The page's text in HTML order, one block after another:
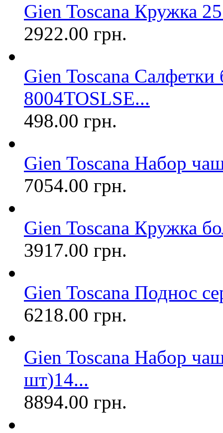
Gien Toscana Кружка
2922.00 грн.
Gien Toscana
8004TOSLSE...
498.00 грн.
Gien Toscana Набор
7054.00 грн.
Gien Toscana Кружка
3917.00 грн.
Gien Toscana Поднос
6218.00 грн.
Gien Toscana Набор
шт)14...
8894.00 грн.